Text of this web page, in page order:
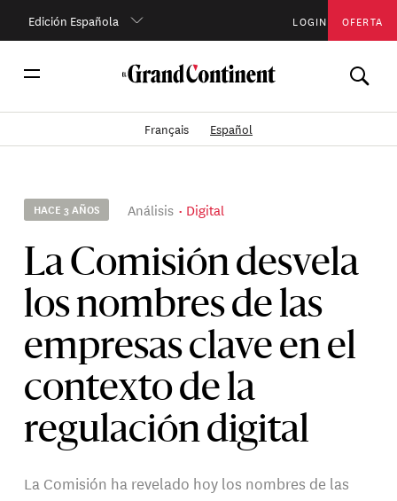
Edición Española LOGIN OFERTA
Français Español
HACE 3 AÑOS Análisis Digital
La Comisión desvela
los nombres de las
empresas clave en el
contexto de la
regulación digital
La Comisión ha revelado hoy los nombres de las